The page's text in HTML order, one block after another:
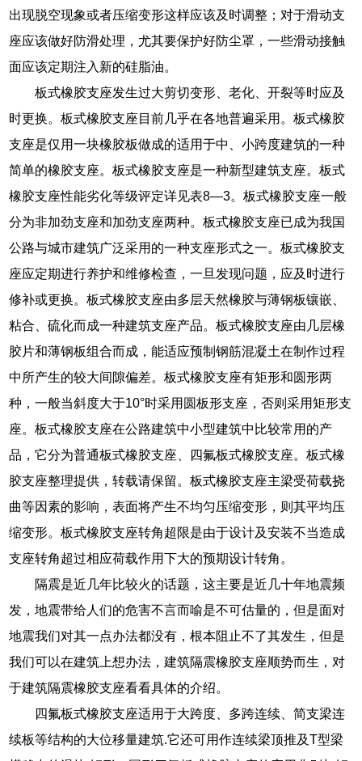
出现脱空现象或者压缩变形这样应该及时调整；对于滑动支
座应该做好防滑处理，尤其要保护好防尘罩，一些滑动接触
面应该定期注入新的硅脂油。
板式橡胶支座发生过大剪切变形、老化、开裂等时应及
时更换。板式橡胶支座目前几乎在各地普遍采用。板式橡胶
支座是仅用一块橡胶板做成的适用于中、小跨度建筑的一种
简单的橡胶支座。板式橡胶支座是一种新型建筑支座。板式
橡胶支座性能劣化等级评定详见表8—3。板式橡胶支座一般
分为非加劲支座和加劲支座两种。板式橡胶支座已成为我国
公路与城市建筑广泛采用的一种支座形式之一。板式橡胶支
座应定期进行养护和维修检查，一旦发现问题，应及时进行
修补或更换。板式橡胶支座由多层天然橡胶与薄钢板镶嵌、
粘合、硫化而成一种建筑支座产品。板式橡胶支座由几层橡
胶片和薄钢板组合而成，能适应预制钢筋混凝土在制作过程
中所产生的较大间隙偏差。板式橡胶支座有矩形和圆形两
种，一般当斜度大于10°时采用圆板形支座，否则采用矩形支
座。板式橡胶支座在公路建筑中小型建筑中比较常用的产
品，它分为普通板式橡胶支座、四氟板式橡胶支座。板式橡
胶支座整理提供，转载请保留。板式橡胶支座主梁受荷载挠
曲等因素的影响，表面将产生不均匀压缩变形，则其平均压
缩变形。板式橡胶支座转角超限是由于设计及安装不当造成
支座转角超过相应荷载作用下大的预期设计转角。
隔震是近几年比较火的话题，这主要是近几十年地震频
发，地震带给人们的危害不言而喻是不可估量的，但是面对
地震我们对其一点办法都没有，根本阻止不了其发生，但是
我们可以在建筑上想办法，建筑隔震橡胶支座顺势而生，对
于建筑隔震橡胶支座看看具体的介绍。
四氟板式橡胶支座适用于大跨度、多跨连续、简支梁连
续板等结构的大位移量建筑.它还可用作连续梁顶推及T型梁